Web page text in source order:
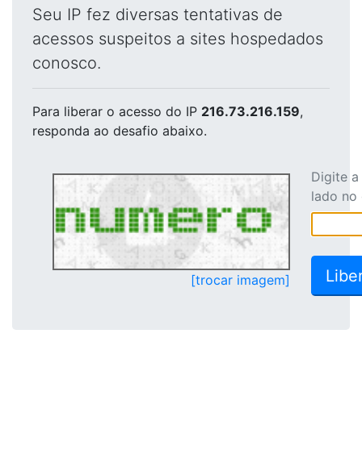
Seu IP fez diversas tentativas de
acessos suspeitos a sites hospedados
conosco.
Para liberar o acesso do IP 216.73.216.159,
responda ao desafio abaixo.
[trocar imagem]
Digite
lado no